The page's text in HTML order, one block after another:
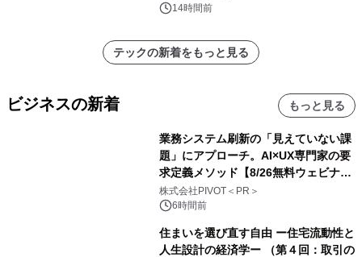
14時間前
テックの新着をもっと見る
ビジネスの新着 もっと見る
業務システム刷新の「見えていない課
題」にアプローチ。AI×UX専門家の要
求定義メソッド【8/26無料ウェビナ
ー】株式会社PIVOT
株式会社PIVOT＜PR＞
6時間前
住まいを選び直す自由 ー住宅流動性と
人生設計の経済学ー （第４回：取引の